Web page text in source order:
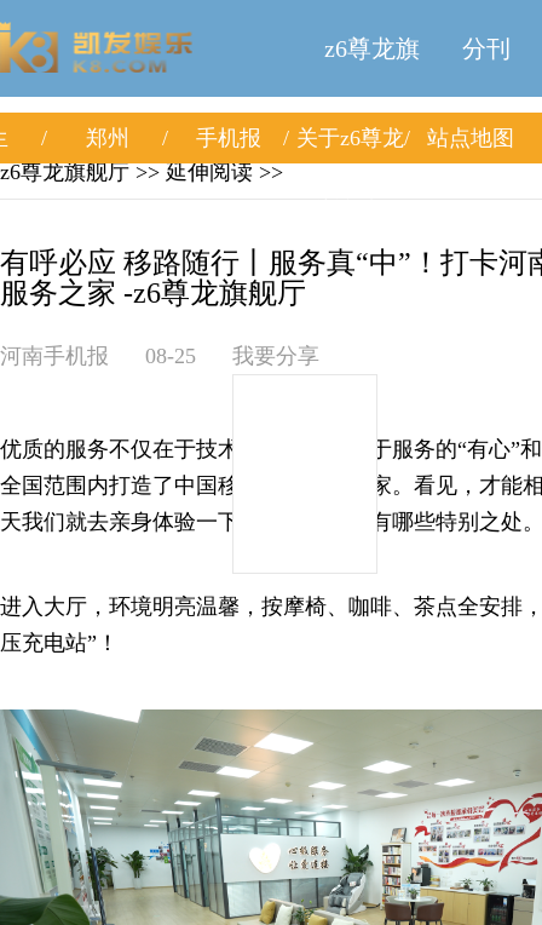
z6尊龙旗
舰厅
分刊
郑州 手机报 关于z6尊龙
站点地图
z6尊龙旗舰厅 >> 延伸阅读 >>
有呼必应 移路随行丨服务真“中”！打卡河
服务之家 -z6尊龙旗舰厅
河南手机报 08-25 我要分享
优质的服务不仅在于技术的先进，更在于服务的“有心”
全国范围内打造了中国移动心级服务之家。看见，才能
天我们就去亲身体验一下心级服务之家有哪些特别之处
进入大厅，环境明亮温馨，按摩椅、咖啡、茶点全安排
压充电站”！